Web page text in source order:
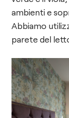
ambienti e
Abbiamo
parete del